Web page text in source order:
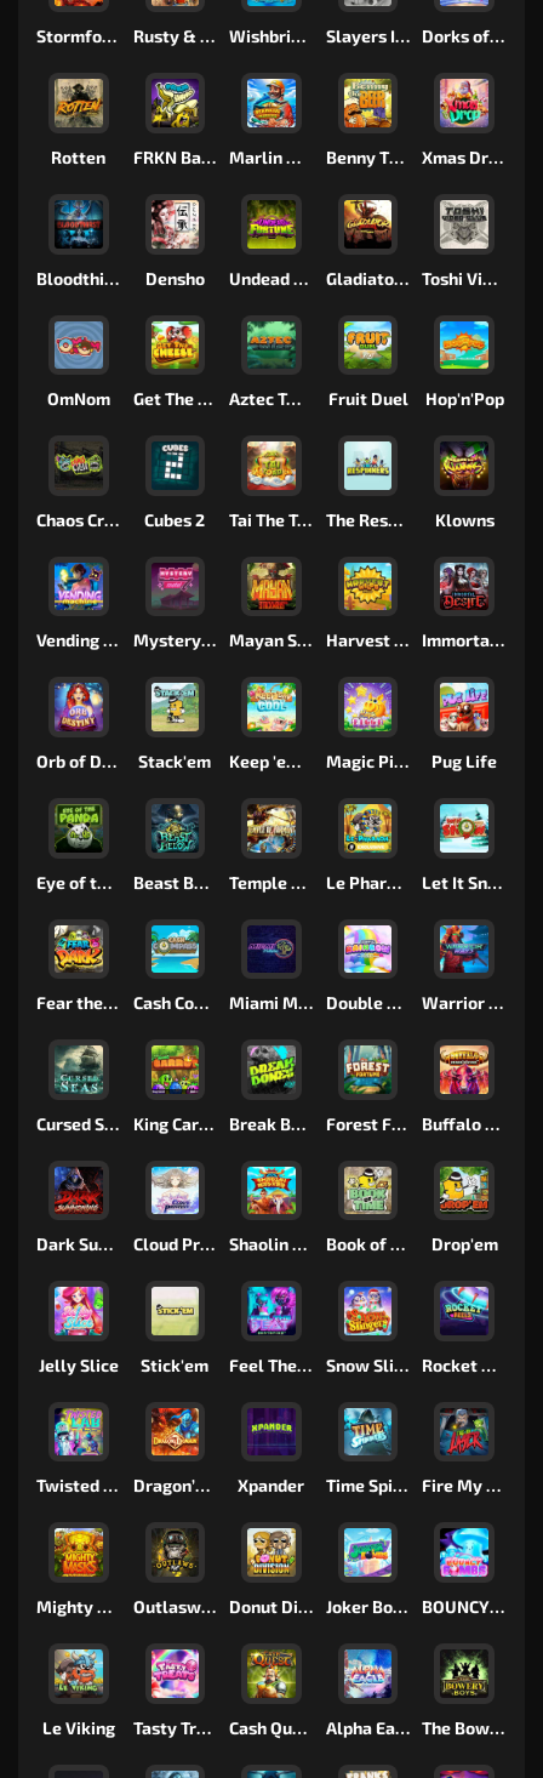
Stormforged Rusty & Curly Wishbringer Slayers Inc Dorks of The Deep
Rotten FRKN Bananas Marlin Master Benny The Beer Xmas Drop
Bloodthirst Densho Undead Fortune Gladiator Legends Toshi Video Club
OmNom Get The Cheese Aztec Twist Fruit Duel Hop'n'Pop
Chaos Crew Cubes 2 Tai The Toad The Respinners Klowns
Vending Machine Mystery Motel Mayan Stackways Harvest Wilds Immortal Desire
Orb of Destiny Stack'em Keep 'em Cool Magic Piggy Pug Life
Eye of the Panda Beast Below Temple of Torment Le Pharaoh Let It Snow
Fear the Dark Cash Compass Miami Multiplier Double Rainbow Warrior Ways
Cursed Seas King Carrot Break Bones Forest Fortune Buffalo Stack'n'Sync
Dark Summoning Cloud Princess Shaolin Master Book of Time Drop'em
Jelly Slice Stick'em Feel The Beat Snow Slingers Rocket Reels
Twisted Lab Dragon’s Domain Xpander Time Spinners Fire My Laser
Mighty Masks Outlasw Inc Donut Division Joker Bombs BOUNCY BOMBS
Le Viking Tasty Treats Cash Quest Alpha Eagle The Bowery Boys